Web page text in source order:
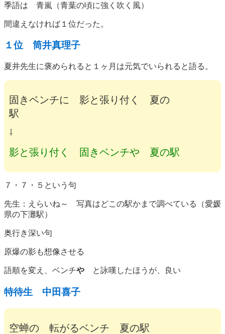
季語は 青嵐（青葉の頃に強く吹く風）
間違えなければ１位だった。
１位 筒井真理子
夏井先生に褒められると１ヶ月は元気でいられると語る。
固きベンチに 影と張り付く 夏の
駅
⇩
影と張り付く 固きベンチや 夏の駅
７・７・５という句
先生：えらいね～ 写真はどこの駅かまで調べている（愛媛
県の下灘駅）
奥行き深い句
原爆の影も想像させる
語順を変え、ベンチや と詠嘆したほうが、良い
特待生 中田喜子
空蝉の 転がるベンチ 夏の駅